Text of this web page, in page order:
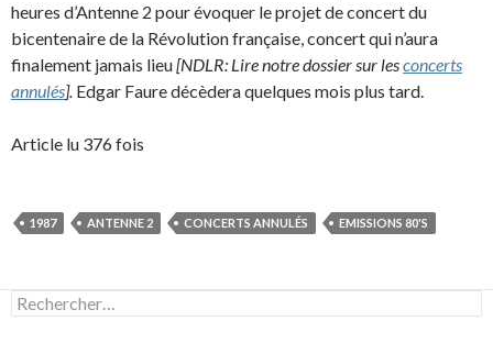
heures d’Antenne 2 pour évoquer le projet de concert du
bicentenaire de la Révolution française, concert qui n’aura
finalement jamais lieu[NDLR: Lire notre dossier sur lesconcerts
annulés]. Edgar Faure décèdera quelques mois plus tard.
Article lu 376 fois
1987 ANTENNE 2 CONCERTS ANNULÉS EMISSIONS 80'S
Rechercher :